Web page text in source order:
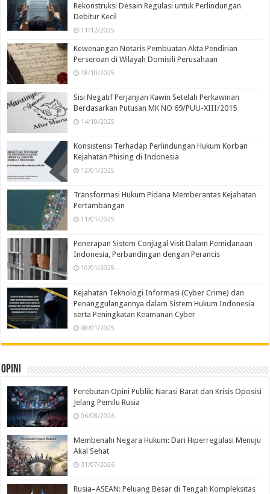
Rekonstruksi Desain Regulasi untuk Perlindungan
Debitur Kecil
11/12/2025
Kewenangan Notaris Pembuatan Akta Pendirian
Perseroan di Wilayah Domisili Perusahaan
18/10/2025
Sisi Negatif Perjanjian Kawin Setelah Perkawinan
Berdasarkan Putusan MK NO 69/PUU-XIII/2015
14/10/2025
Konsistensi Terhadap Perlindungan Hukum Korban
Kejahatan Phising di Indonesia
12/01/2025
Transformasi Hukum Pidana Memberantas Kejahatan
Pertambangan
11/01/2025
Penerapan Sistem Conjugal Visit Dalam Pemidanaan
Indonesia, Perbandingan dengan Perancis
10/01/2025
Kejahatan Teknologi Informasi (Cyber Crime) dan
Penanggulangannya dalam Sistem Hukum Indonesia
serta Peningkatan Keamanan Cyber
08/01/2025
Opini
Perebutan Opini Publik: Narasi Barat dan Krisis Oposisi
Jelang Pemilu Rusia
06/08/2026
Membenahi Negara Hukum: Dari Hiperregulasi Menuju
Akal Sehat
31/07/2026
Rusia–ASEAN: Peluang Besar di Tengah Kompleksitas